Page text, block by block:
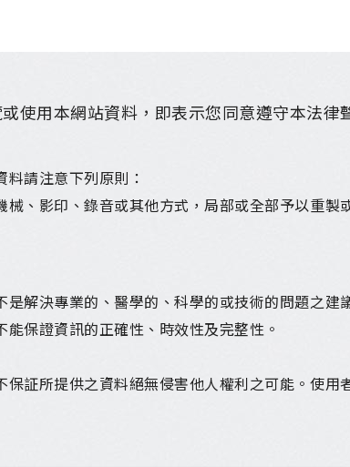
使用本網站資料，即表示您同意遵守本法律
請注意下列原則：
、影印、錄音或其他方式，局部或全部予以重製
解決專業的、醫學的、科學的或技術的問題之建
保證資訊的正確性、時效性及完整性。
証所提供之資料絕無侵害他人權利之可能。使